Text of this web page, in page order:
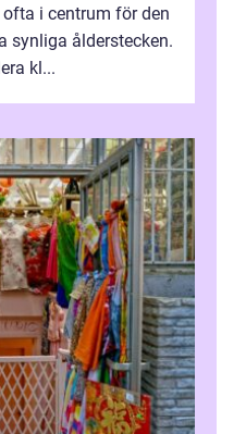
i centrum för den
synliga ålderstecken.
kl...